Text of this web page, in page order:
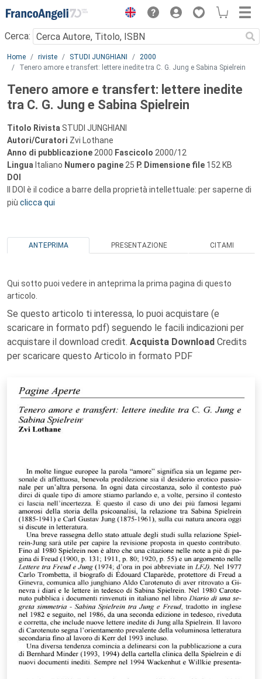
Menu
Cerca:
Main content
Home riviste STUDI JUNGHIANI
2000
Tenero amore e transfert: lettere inedite tra C. G. Jung e Sabina Spielrein
Tenero amore e transfert: lettere inedite
tra C. G. Jung e Sabina Spielrein
Titolo Rivista STUDI JUNGHIANI
Autori/Curatori Zvi Lothane
Anno di pubblicazione 2000 Fascicolo 2000/12
Lingua Italiano Numero pagine 25 P. Dimensione file 152 KB
DOI
Il DOI è il codice a barre della proprietà intellettuale: per saperne di
più clicca qui
ANTEPRIMA PRESENTAZIONE CITAMI
Qui sotto puoi vedere in anteprima la prima pagina di questo
articolo.
Se questo articolo ti interessa, lo puoi acquistare (e
scaricare in formato pdf) seguendo le facili indicazioni per
acquistare il download credit. Acquista Download Credits
per scaricare questo Articolo in formato PDF